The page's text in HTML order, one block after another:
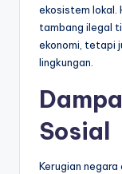
ekosistem lokal.
tambang ilegal
ekonomi, tetapi
lingkungan.
Sosial
Kerugian